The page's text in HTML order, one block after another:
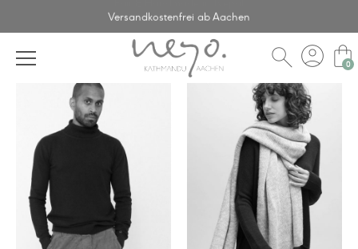
Versandkostenfrei ab Aachen
search account_circle shopping_bag